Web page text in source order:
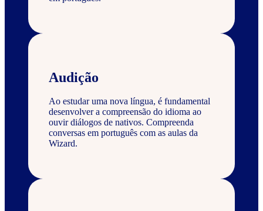
Audição
Ao estudar uma nova língua, é fundamental
desenvolver a compreensão do idioma ao
ouvir diálogos de nativos. Compreenda
conversas em português com as aulas da
Wizard.